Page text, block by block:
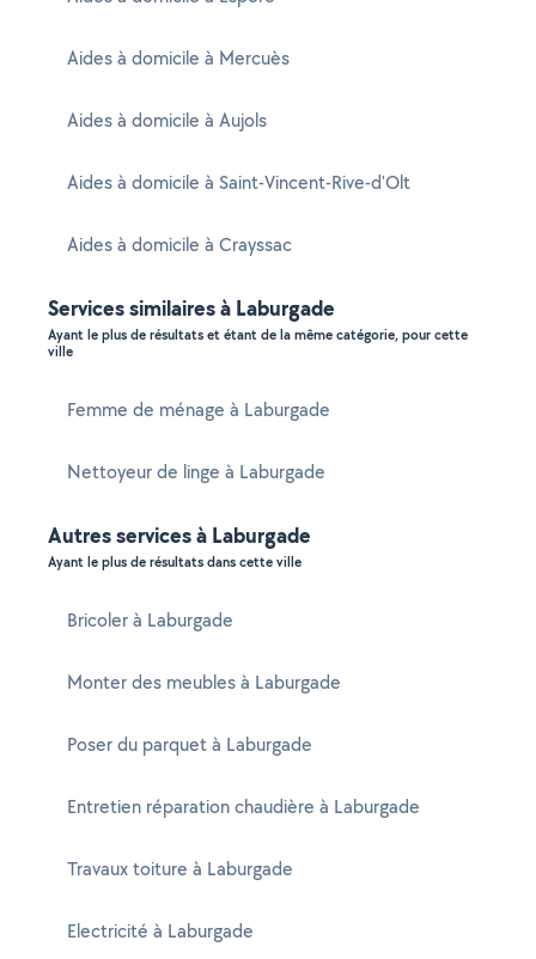
Aides à domicile à Mercuès
Aides à domicile à Aujols
Aides à domicile à Saint-Vincent-Rive-d'Olt
Aides à domicile à Crayssac
Services similaires à Laburgade
Ayant le plus de résultats et étant de la même catégorie, pour cette
ville
Femme de ménage à Laburgade
Nettoyeur de linge à Laburgade
Autres services à Laburgade
Ayant le plus de résultats dans cette ville
Bricoler à Laburgade
Monter des meubles à Laburgade
Poser du parquet à Laburgade
Entretien réparation chaudière à Laburgade
Travaux toiture à Laburgade
Electricité à Laburgade